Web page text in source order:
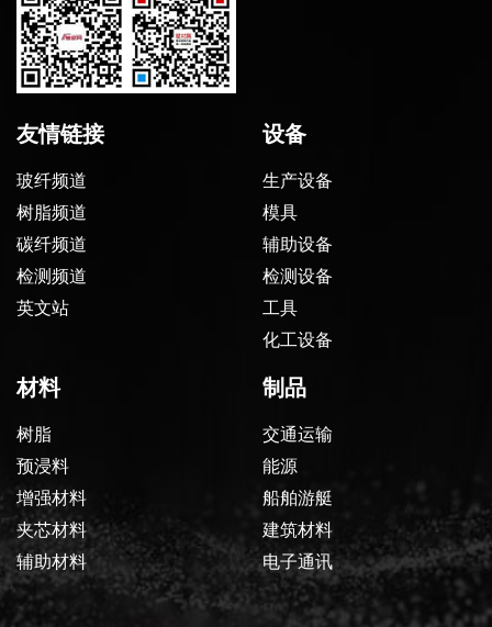
友情链接
玻纤频道
树脂频道
碳纤频道
检测频道
英文站
设备
生产设备
模具
辅助设备
检测设备
工具
化工设备
材料
树脂
预浸料
增强材料
夹芯材料
辅助材料
制品
交通运输
能源
船舶游艇
建筑材料
电子通讯